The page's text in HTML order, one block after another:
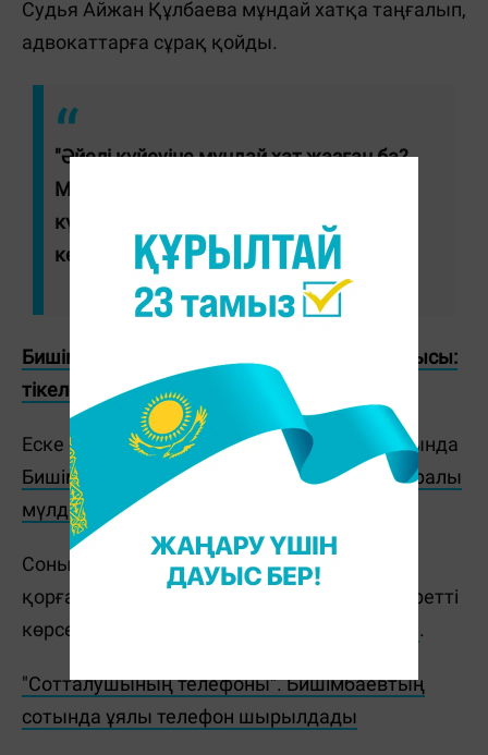
Судья Айжан Құлбаева мұндай хатқа таңғалып,
адвокаттарға сұрақ қойды.
"Әйелі күйеуіне мұндай хат жазған ба?
Мұны қалай түсінуге болады? Әйелдің
күйеуіне осылай жазғанын алғаш рет
көріп тұрмын", - деді Құлбаева.
Бишімбаев ісіне қатысты кезекті сот отырысы:
тікелей эфир
Еске салайық, 3 сәуірде өткен сот отырысында
Бишімбаев Салтанат қайтыс болған түн туралы
мүлде басқа деректер айтқан болатын
Сонымен қатар, Қуандық Бишімбаевтың
қорғаушылары қылмысқа қатысы жоқ суретті
көрсетіп,
.
"Сотталушының телефоны". Бишімбаевтың
сотында ұялы телефон шырылдады